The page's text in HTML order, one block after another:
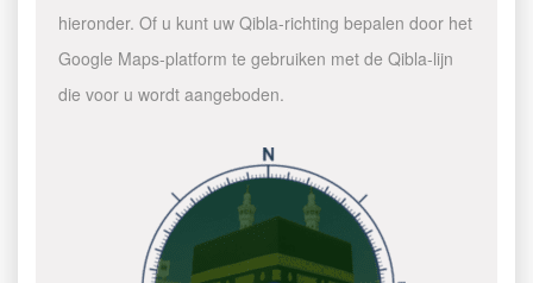
hieronder. Of u kunt uw Qibla-richting bepalen door het
Google Maps-platform te gebruiken met de Qibla-lijn
die voor u wordt aangeboden.